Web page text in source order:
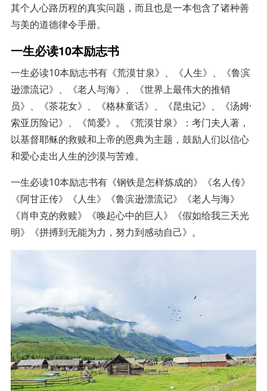
其个人心路历程的真实问题，而且也是一本包含了诸种善
与美的道德律令手册。
一生必读10本励志书
一生必读10本励志书有《荒漠甘泉》、《人生》、《鲁滨
逊漂流记》、《老人与海》、《世界上最伟大的推销
员》、《茶花女》、《格林童话》、《昆虫记》、《汤姆·
索亚历险记》、《简爱》。《荒漠甘泉》：考门夫人著，
以基督耶稣的救赎和上帝的恩典为主题，鼓励人们以信心
和爱心走出人生的沙漠与苦难。
一生必读10本励志书有《钢铁是怎样炼成的》《名人传》
《阿甘正传》《人生》《鲁滨逊漂流记》《老人与海》
《肖申克的救赎》《唤起心中的巨人》《假如给我三天光
明》《拼搏到无能为力，努力到感动自己》。